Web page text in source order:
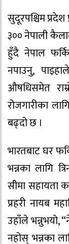
सुदूरपश्चिम
३०० नेपाली
हुँदै नेपाल
नपाउनु,
औषधिसमेत
रोजगारीका
बढ्दो छ ।
भारतबाट घर
भन्नका लागि
सीमा सहायता
प्रहरी नायब
उहाँले भन्नुभयो,
नहोस् भन्नका